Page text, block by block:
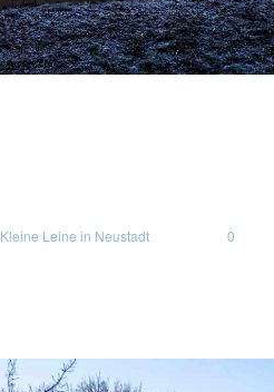
Kleine Leine in Neustadt 0